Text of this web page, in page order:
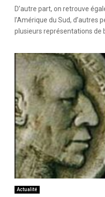
D’autre part, on retrouve
l’Amérique du Sud, d’autres
plusieurs représentations de
Actualité